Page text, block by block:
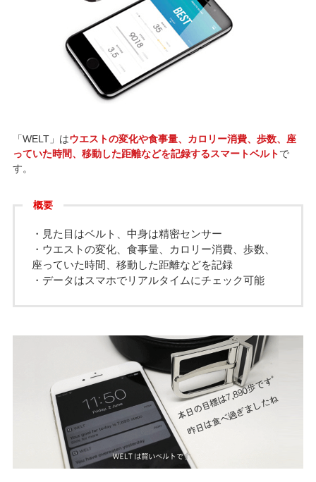
「WELT」はウエストの変化や食事量、カロリー消費、歩数、座
っていた時間、移動した距離などを記録するスマートベルトで
す。
概要
・見た目はベルト、中身は精密センサー
・ウエストの変化、食事量、カロリー消費、歩数、
座っていた時間、移動した距離などを記録
・データはスマホでリアルタイムにチェック可能